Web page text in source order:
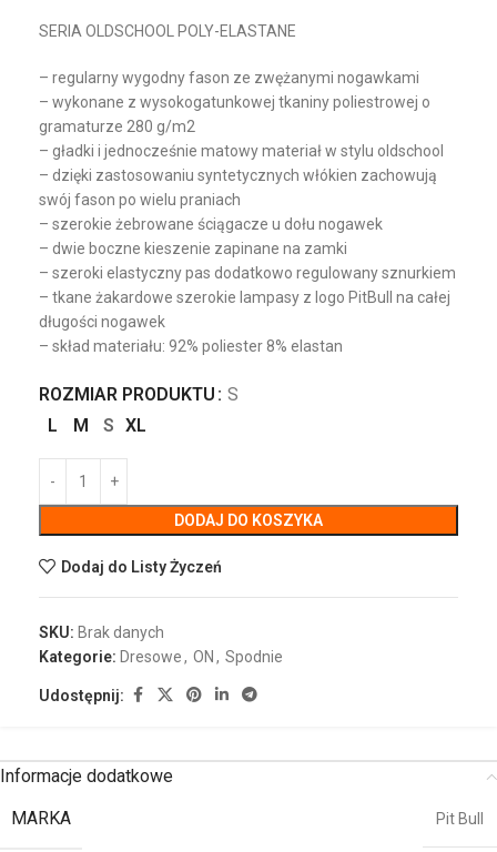
SERIA OLDSCHOOL POLY-ELASTANE
– regularny wygodny fason ze zwężanymi nogawkami
– wykonane z wysokogatunkowej tkaniny poliestrowej o
gramaturze 280 g/m2
– gładki i jednocześnie matowy materiał w stylu oldschool
– dzięki zastosowaniu syntetycznych włókien zachowują
swój fason po wielu praniach
– szerokie żebrowane ściągacze u dołu nogawek
– dwie boczne kieszenie zapinane na zamki
– szeroki elastyczny pas dodatkowo regulowany sznurkiem
– tkane żakardowe szerokie lampasy z logo PitBull na całej
długości nogawek
– skład materiału: 92% poliester 8% elastan
ROZMIAR PRODUKTU
S
L
M S XL
DODAJ DO KOSZYKA
Dodaj do Listy Życzeń
SKU: Brak danych
Kategorie: Dresowe, ON , Spodnie
Udostępnij:
Informacje dodatkowe
MARKA
Pit Bull